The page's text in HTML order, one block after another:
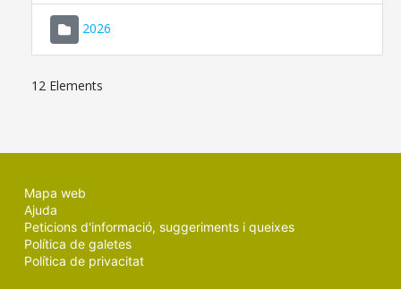
2026
12 Elements
Mapa web
Ajuda
Peticions d'informació, suggeriments i queixes
Política de galetes
Política de privacitat